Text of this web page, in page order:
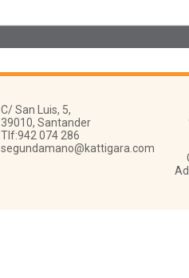
C/ San Luis, 5,
39010, Santander
Tlf:942 074 286
segundamano@kattigara.com